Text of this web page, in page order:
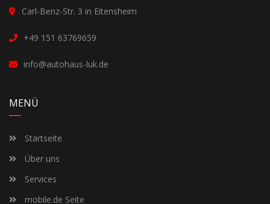
Carl-Benz-Str. 3 in Eitensheim
+49 151 63769659
info@autohaus-luk.de
MENÜ
Startseite
Über uns
Services
mobile.de Seite